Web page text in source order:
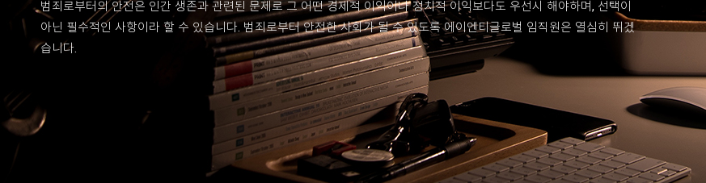
범죄로부터의 안전은 인간 생존과 관련된 문제로 그 어떤 경제적 이익이나 정치적 이익보다도 우선시 해야하며, 선택이
아닌 필수적인 사항이라 할 수 있습니다. 범죄로부터 안전한 사회가 될 수 있도록 에이엔티글로벌 임직원은 열심히 뛰겠
습니다.